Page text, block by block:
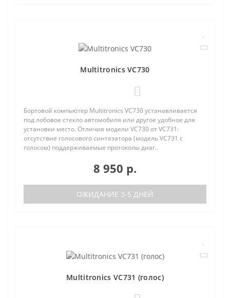
Multitronics VC730
Бортовой компьютер Multitronics VC730 устанавливается
под лобовое стекло автомобиля или другое удобное для
установки место. Отличия модели VC730 от VC731:
отсутствие голосового синтезатора (модель VC731 с
голосом) поддерживаемые протоколы диаг..
8 950 р.
ОЖИДАНИЕ 3-5 ДНЕЙ
Multitronics VC731 (голос)